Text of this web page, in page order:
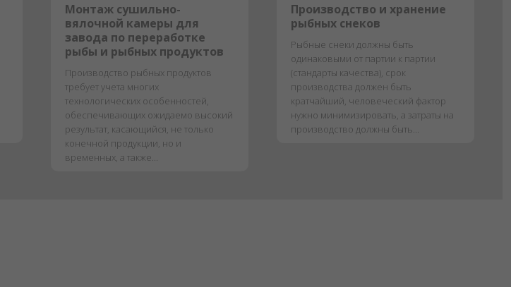
Монтаж сушильно-
вялочной камеры для
завода по переработке
рыбы и рыбных продуктов
Производство рыбных продуктов
требует учета многих
технологических особенностей,
обеспечивающих ожидаемо высокий
результат, касающийся, не только
конечной продукции, но и
временных, а также...
Производство и хранение
рыбных снеков
Рыбные снеки должны быть
одинаковыми от партии к партии
(стандарты качества), срок
производства должен быть
кратчайший, человеческий фактор
нужно минимизировать, а затраты на
производство должны быть...